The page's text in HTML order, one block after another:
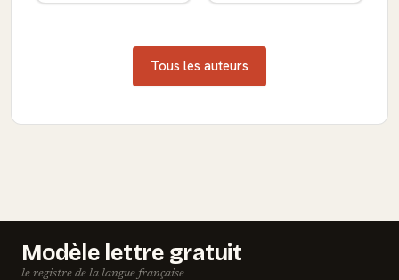
Tous les auteurs
Modèle lettre gratuit
le registre de la langue française